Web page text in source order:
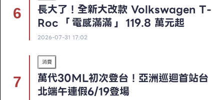
長大了！全新大改款 Volkswagen T-
Roc 「電感滿滿」 119.8 萬元起
2026-07-31 17:02
消費
萬代30ML初次登台！亞洲巡迴首站台
北端午連假6/19登場